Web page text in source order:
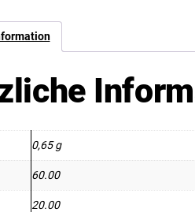
0,65 g
60.00
20.00